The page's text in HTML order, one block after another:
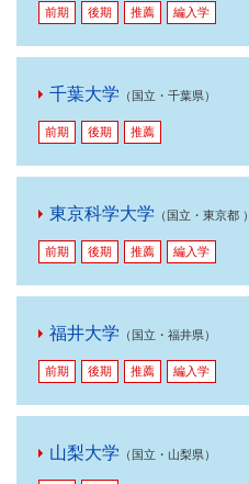
前期 後期 推薦 編入学
千葉大学 （国立・千葉県）
前期 後期 推薦
東京科学大学 （国立・東京都 ）
前期 後期 推薦 編入学
福井大学 （国立・福井県）
前期 後期 推薦 編入学
山梨大学 （国立・山梨県）